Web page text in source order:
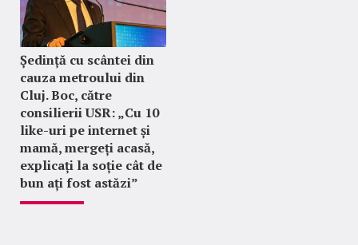
Ședință cu scântei din
cauza metroului din
Cluj. Boc, către
consilierii USR: „Cu 10
like-uri pe internet și
mamă, mergeți acasă,
explicați la soție cât de
bun ați fost astăzi”